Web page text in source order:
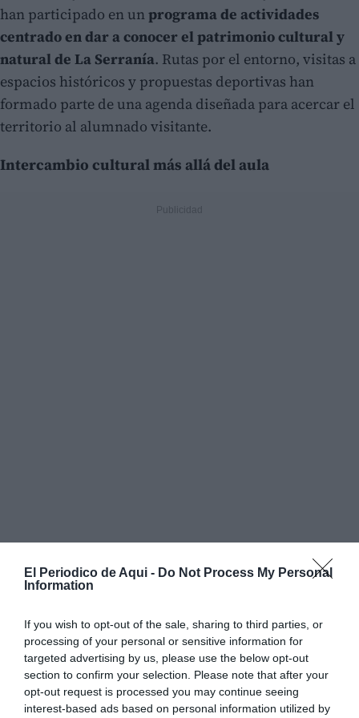
El Periodico de Aqui - Do Not Process My Personal
Information
If you wish to opt-out of the sale, sharing to third parties, or
processing of your personal or sensitive information for
targeted advertising by us, please use the below opt-out
section to confirm your selection. Please note that after your
opt-out request is processed you may continue seeing
interest-based ads based on personal information utilized by
han participado en unprograma de actividades
centrado en dar a conocer el patrimonio cultural y
natural de La Serranía. Rutas por el entorno, visitas a
espacios históricos y propuestas deportivas han
formado parte de una agenda diseñada para acercar el
territorio al alumnado visitante.
Intercambio cultural más allá del aula
Uno de los elementos clave de la estancia ha sido la